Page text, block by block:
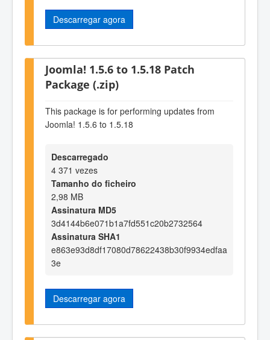
Descarregar agora
Joomla! 1.5.6 to 1.5.18 Patch
Package (.zip)
This package is for performing updates from
Joomla! 1.5.6 to 1.5.18
Descarregado
4 371 vezes
Tamanho do ficheiro
2,98 MB
Assinatura MD5
3d4144b6e071b1a7fd551c20b2732564
Assinatura SHA1
e863e93d8df17080d78622438b30f9934edfaa
3e
Descarregar agora